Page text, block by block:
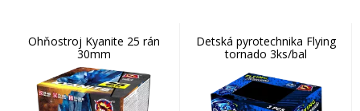
Ohňostroj Kyanite 25 rán
30mm
Detská pyrotechnika Flying
tornado 3ks/bal